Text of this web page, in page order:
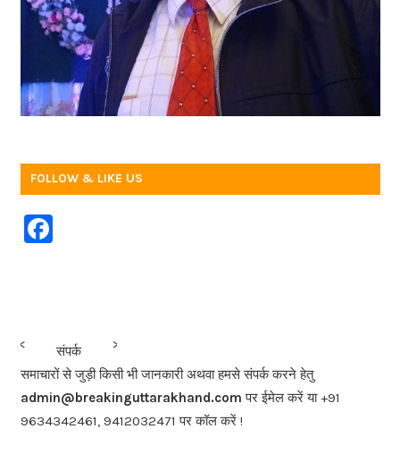
FOLLOW & LIKE US
F
b
o
o
k
<<< संपर्क
>>>
समाचारों से जुड़ी किसी भी जानकारी अथवा हमसे संपर्क करने हेतु
admin@breakinguttarakhand.com पर ईमेल करें या +91
9634342461, 9412032471 पर कॉल करें !